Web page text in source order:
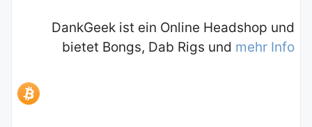
DankGeek ist ein Online Headshop und
bietet Bongs, Dab Rigs und mehr Info